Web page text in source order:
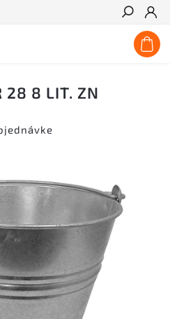
Hľadať
28 8 LIT. ZN